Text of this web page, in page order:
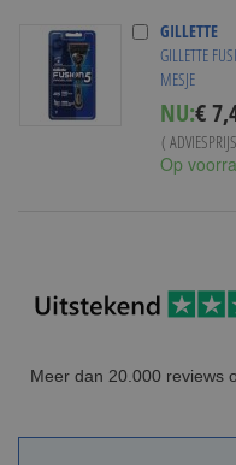
GILLETTE
GILLETTE
MESJE
NU:Special
Price
€
( ADVIESPRIJS
Op
Meer dan 20.000 reviews